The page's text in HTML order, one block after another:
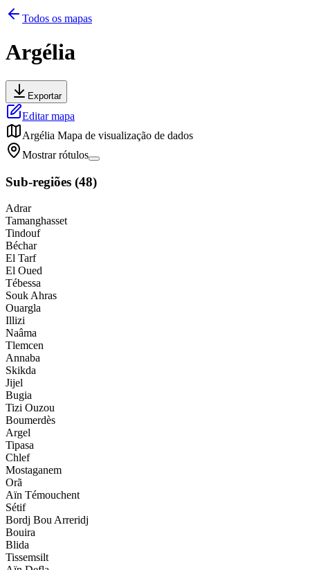
Todos os mapas
Argélia
Exportar
Editar mapa
Argélia Mapa de visualização de dados
Mostrar rótulos
Sub-regiões (48)
Adrar
Tamanghasset
Tindouf
Béchar
El Tarf
El Oued
Tébessa
Souk Ahras
Ouargla
Illizi
Naâma
Tlemcen
Annaba
Skikda
Jijel
Bugia
Tizi Ouzou
Boumerdès
Argel
Tipasa
Chlef
Mostaganem
Orã
Aïn Témouchent
Sétif
Bordj Bou Arreridj
Bouira
Blida
Tissemsilt